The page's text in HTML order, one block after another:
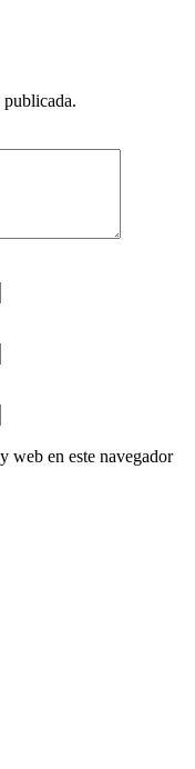
web en este navegador